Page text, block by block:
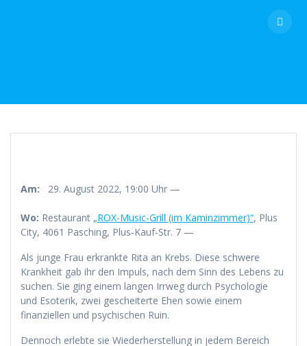
Am: 29. August 2022, 19:00 Uhr —
Wo: Restaurant „ROX-Music-Grill (im Kaminzimmer)“, Plus
City, 4061 Pasching, Plus-Kauf-Str. 7 —
Als junge Frau erkrankte Rita an Krebs. Diese schwere
Krankheit gab ihr den Impuls, nach dem Sinn des Lebens zu
suchen. Sie ging einem langen Irrweg durch Psychologie
und Esoterik, zwei gescheiterte Ehen sowie einem
finanziellen und psychischen Ruin.
Dennoch erlebte sie Wiederherstellung in jedem Bereich